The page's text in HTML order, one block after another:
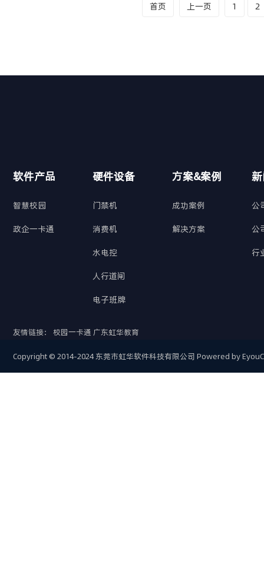
首页 上一页 1 2
软件产品
智慧校园
政企一卡通
硬件设备
门禁机
消费机
水电控
人行道闸
电子班牌
方案&案例
成功案例
解决方案
公
公
行
友情链接： 校园一卡通 广东虹华教育
Copyright © 2014-2024 东莞市虹华软件科技有限公司 Powered by